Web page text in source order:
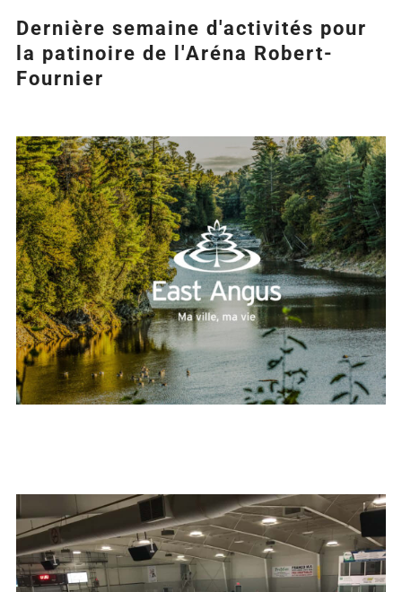
Dernière semaine d'activités pour
la patinoire de l'Aréna Robert-
Fournier
Agrandir
l&apos;image